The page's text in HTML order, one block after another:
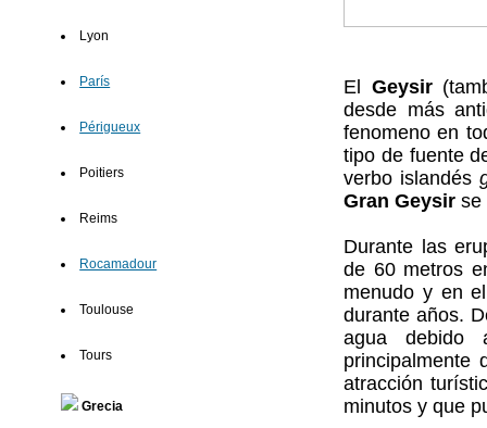
Lyon
París
Périgueux
Poitiers
Reims
Rocamadour
Toulouse
Tours
Grecia
El Geysir
desde más
fenomeno en
tipo de fuente
verbo islandés
Gran Geysir se
Durante las
de 60 metros
menudo y en
durante años.
agua debido
principalmente
atracción
minutos y que